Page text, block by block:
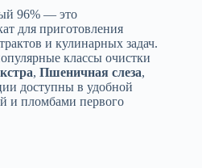
96% — это
для приготовления
и кулинарных задач.
классы очистки
, Пшеничная слеза,
доступны в удобной
и пломбами первого